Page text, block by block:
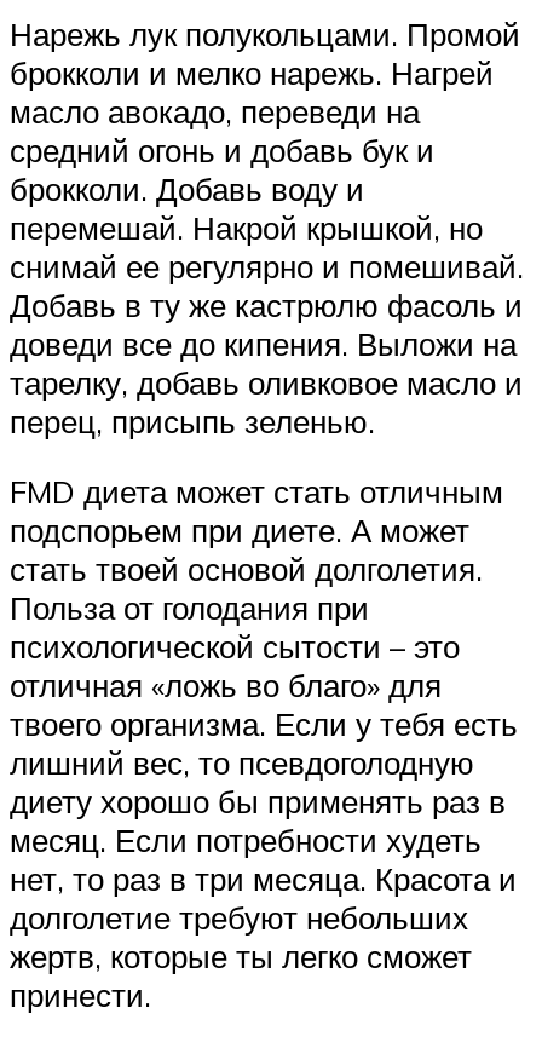
Нарежь лук полукольцами. Промой
брокколи и мелко нарежь. Нагрей
масло авокадо, переведи на
средний огонь и добавь бук и
брокколи. Добавь воду и
перемешай. Накрой крышкой, но
снимай ее регулярно и помешивай.
Добавь в ту же кастрюлю фасоль и
доведи все до кипения. Выложи на
тарелку, добавь оливковое масло и
перец, присыпь зеленью.
FMD диета может стать отличным
подспорьем при диете. А может
стать твоей основой долголетия.
Польза от голодания при
психологической сытости – это
отличная «ложь во благо» для
твоего организма. Если у тебя есть
лишний вес, то псевдоголодную
диету хорошо бы применять раз в
месяц. Если потребности худеть
нет, то раз в три месяца. Красота и
долголетие требуют небольших
жертв, которые ты легко сможет
принести.